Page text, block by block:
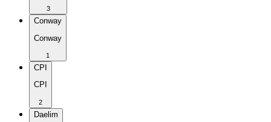
3
Conway
Conway
1
CPI
CPI
2
Daelim